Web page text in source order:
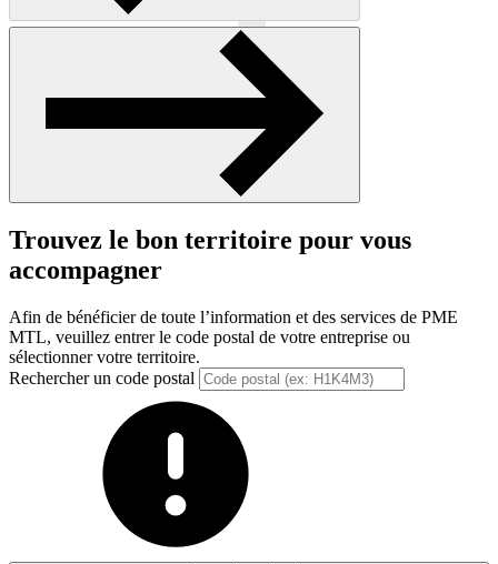
Précédent
Trouvez le bon territoire pour vous
accompagner
Afin de bénéficier de toute l’information et des services de PME
MTL, veuillez entrer le code postal de votre entreprise ou
sélectionner votre territoire.
Rechercher un code postal